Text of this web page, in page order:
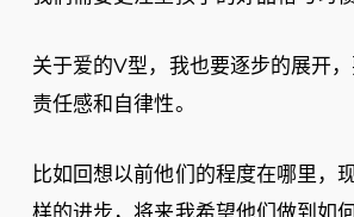
关于爱的V型，我也要逐步的展开
责任感和自律性。
比如回想以前他们的程度在哪里，